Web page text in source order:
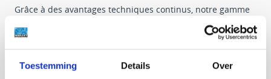
Toestemming Details Over
Grâce à des avantages techniques continus, notre gamme
de moteurs de pointe permet à nos clients d'avoir des
caractéristiques de pointe, telles qu'un coût total de
possession minimisé et des performances exceptionnelles.
La clé de l'optimisation de l'efficacité du moteur est une
combustion sans EGR sur les familles de moteurs NEF et